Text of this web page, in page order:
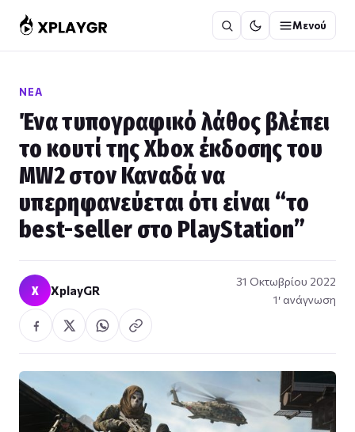
στο
περιεχόμενο
Μενού
ΝΈΑ
Ένα τυπογραφικό λάθος βλέπει
το κουτί της Xbox έκδοσης του
MW2 στον Καναδά να
υπερηφανεύεται ότι είναι “το
best-seller στο PlayStation”
X XplayGR
31 Οκτωβρίου 2022
1′ ανάγνωση